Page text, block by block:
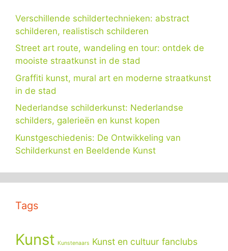
Verschillende schildertechnieken: abstract
schilderen, realistisch schilderen
Street art route, wandeling en tour: ontdek de
mooiste straatkunst in de stad
Graffiti kunst, mural art en moderne straatkunst
in de stad
Nederlandse schilderkunst: Nederlandse
schilders, galerieën en kunst kopen
Kunstgeschiedenis: De Ontwikkeling van
Schilderkunst en Beeldende Kunst
Tags
Kunst Kunstenaars Kunst en cultuur fanclubs